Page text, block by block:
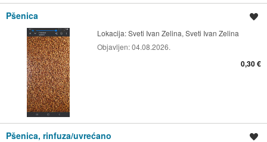
Pšenica
Lokacija:Sveti Ivan Zelina, Sveti Ivan Zelina
Objavljen:04.08.2026.
0,30 €
Pšenica, rinfuza/uvrećano